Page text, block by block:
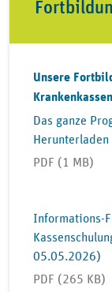
Unsere
Das ganze
PDF (1 MB)
Informations-
05.05.2026)
PDF (265 KB)